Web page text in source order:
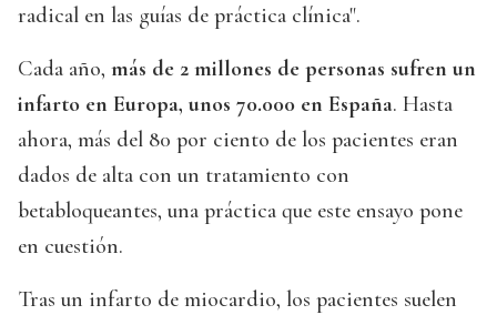
radical en las guías de práctica clínica".
Cada año, más de 2 millones de personas sufren un
infarto en Europa, unos 70.000 en España. Hasta
ahora, más del 80 por ciento de los pacientes eran
dados de alta con un tratamiento con
betabloqueantes, una práctica que este ensayo pone
en cuestión.
Tras un infarto de miocardio, los pacientes suelen